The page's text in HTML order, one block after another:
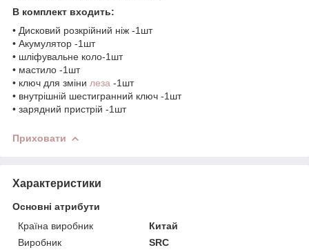
В комплект входить:
• Дисковий розкрійний ніж -1шт
• Акумулятор -1шт
• шліфувальне коло-1шт
• мастило -1шт
• ключ для зміни леза -1шт
• внутрішній шестигранний ключ -1шт
• зарядний пристрій -1шт
Приховати
Характеристики
Основні атрибути
Країна виробник
Китай
Виробник
SRC